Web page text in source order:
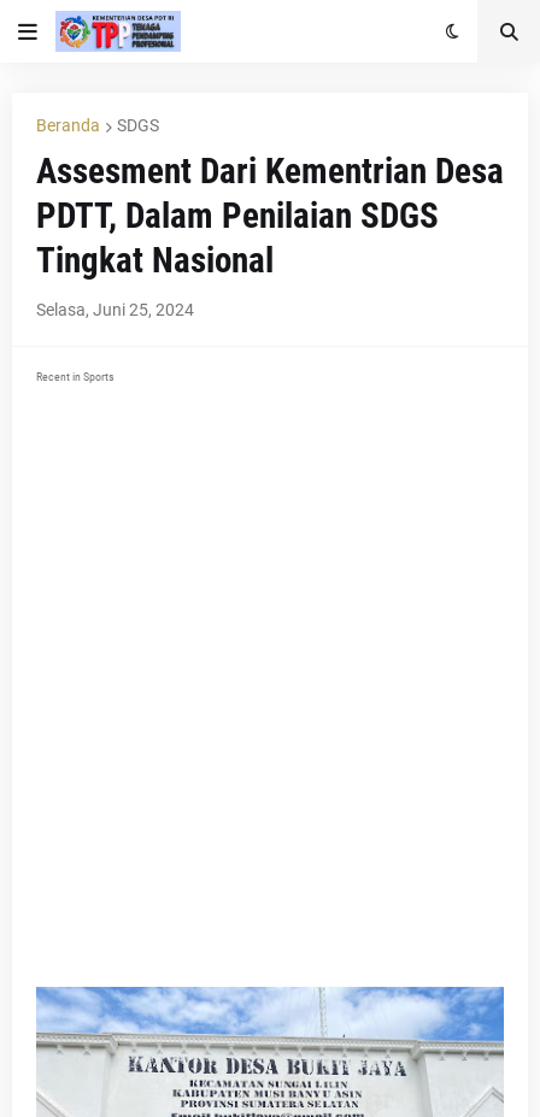
Beranda SDGS
Assesment Dari Kementrian Desa
PDTT, Dalam Penilaian SDGS
Tingkat Nasional
Selasa, Juni 25, 2024
Recent in Sports